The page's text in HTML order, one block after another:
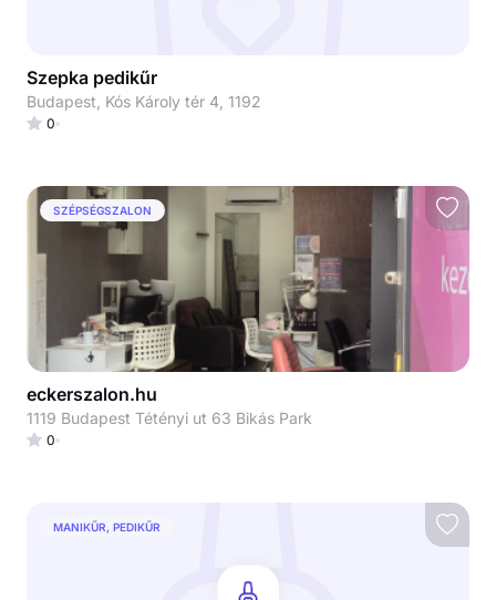
Szepka pedikűr
Budapest, Kós Károly tér 4, 1192
0
SZÉPSÉGSZALON
eckerszalon.hu
1119 Budapest Tétényi ut 63 Bikás Park
0
MANIKŰR, PEDIKŰR